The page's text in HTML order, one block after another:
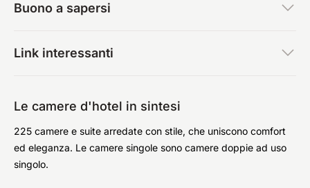
Buono a sapersi
Link interessanti
Le camere d'hotel in sintesi
225 camere e suite arredate con stile, che uniscono comfort
ed eleganza. Le camere singole sono camere doppie ad uso
singolo.